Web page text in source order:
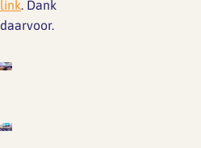
link . Dank
daarvoor.